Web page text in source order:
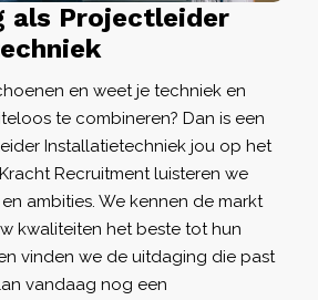
als Projectleider
en weet je techniek en
te combineren? Dan is een
Installatietechniek jou op het
Kracht Recruitmentluisteren we
ambities. We kennen de markt
kwaliteiten het beste tot hun
vinden we de uitdaging die past
vandaag nog een